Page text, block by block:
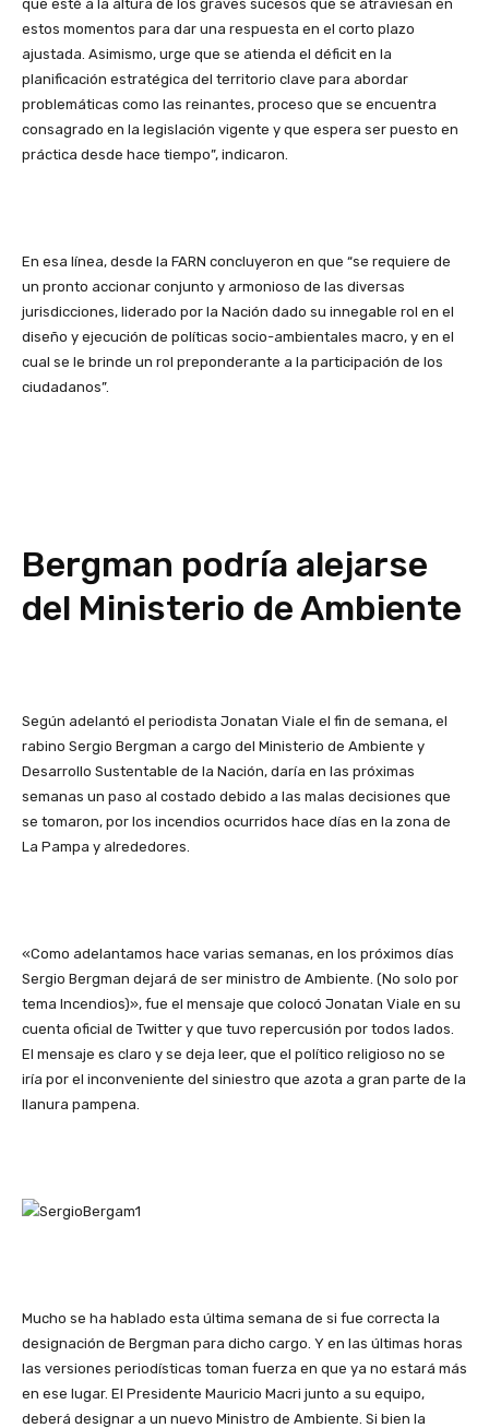
que esté a la altura de los graves sucesos que se atraviesan en
estos momentos para dar una respuesta en el corto plazo
ajustada. Asimismo, urge que se atienda el déficit en la
planificación estratégica del territorio clave para abordar
problemáticas como las reinantes, proceso que se encuentra
consagrado en la legislación vigente y que espera ser puesto en
práctica desde hace tiempo”, indicaron.
En esa línea, desde la FARN concluyeron en que “se requiere de
un pronto accionar conjunto y armonioso de las diversas
jurisdicciones, liderado por la Nación dado su innegable rol en el
diseño y ejecución de políticas socio-ambientales macro, y en el
cual se le brinde un rol preponderante a la participación de los
ciudadanos”.
Bergman podría alejarse
del Ministerio de Ambiente
Según adelantó el periodista Jonatan Viale el fin de semana, el
rabino Sergio Bergman a cargo del Ministerio de Ambiente y
Desarrollo Sustentable de la Nación, daría en las próximas
semanas un paso al costado debido a las malas decisiones que
se tomaron, por los incendios ocurridos hace días en la zona de
La Pampa y alrededores.
«Como adelantamos hace varias semanas, en los próximos días
Sergio Bergman dejará de ser ministro de Ambiente. (No solo por
tema Incendios)», fue el mensaje que colocó Jonatan Viale en su
cuenta oficial de Twitter y que tuvo repercusión por todos lados.
El mensaje es claro y se deja leer, que el político religioso no se
iría por el inconveniente del siniestro que azota a gran parte de la
llanura pampena.
Mucho se ha hablado esta última semana de si fue correcta la
designación de Bergman para dicho cargo. Y en las últimas horas
las versiones periodísticas toman fuerza en que ya no estará más
en ese lugar. El Presidente Mauricio Macri junto a su equipo,
deberá designar a un nuevo Ministro de Ambiente. Si bien la